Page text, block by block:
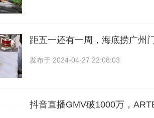
距五一还有一周，海底捞广州
发布于 2024-04-27 22:08:03
抖音直播GMV破1000万，